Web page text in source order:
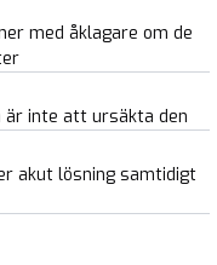
med åklagare om de
är inte att ursäkta den
akut lösning samtidigt